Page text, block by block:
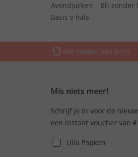
Avondjurken Bh zonder
Basic v hals
Alle maten één prijs
Mis niets meer!
Schrijf je in voor de
een instant voucher van €
Ulla Popken